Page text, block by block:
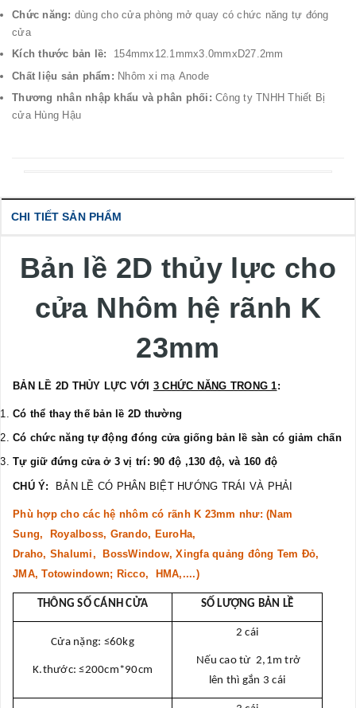
Chức năng: dùng cho cửa phòng mở quay có chức năng tự đóng
cửa
Kích thước bản lề:
154mmx12.1mmx3.0mmxD27.2mm
Chất liệu sản phẩm: Nhôm xi mạ Anode
Thương nhân nhập khẩu và phân phối: Công ty TNHH Thiết Bị
cửa Hùng Hậu
CHI TIẾT SẢN PHẨM
Bản lề 2D thủy lực cho
cửa Nhôm hệ rãnh K
23mm
BẢN LỀ 2D THỦY LỰC VỚI 3 CHỨC NĂNG TRONG 1:
Có thể thay thế bản lề 2D thường
Có chức năng tự động đóng cửa giống bản lề sàn có giảm chấn
Tự giữ đứng cửa ở 3 vị trí: 90 độ ,130 độ, và 160 độ
CHÚ Ý: BẢN LỀ CÓ PHÂN BIỆT HƯỚNG TRÁI VÀ PHẢI
Phù hợp cho các hệ nhôm có rãnh K 23mm như: (Nam
Sung, Royalboss, Grando, EuroHa,
Draho, Shalumi, BossWindow, Xingfa quảng đông Tem Đỏ,
JMA, Totowindown; Ricco, HMA,....)
THÔNG SỐ CÁNH CỬA SỐ LƯỢNG BẢN LỀ
Cửa nặng: ≤60kg
K.thước: ≤200cm*90cm
2 cái
Nếu cao từ 2,1m trở
lên thì gắn 3 cái